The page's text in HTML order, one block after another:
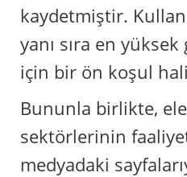
kaydetmiştir.
yanı sıra en
için bir ön koşul
Bununla birlikte,
sektörlerinin
medyadaki